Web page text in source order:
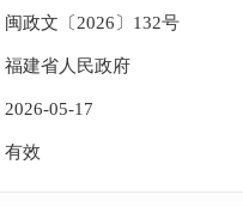
闽政文〔2026〕132号
福建省人民政府
2026-05-17
有效